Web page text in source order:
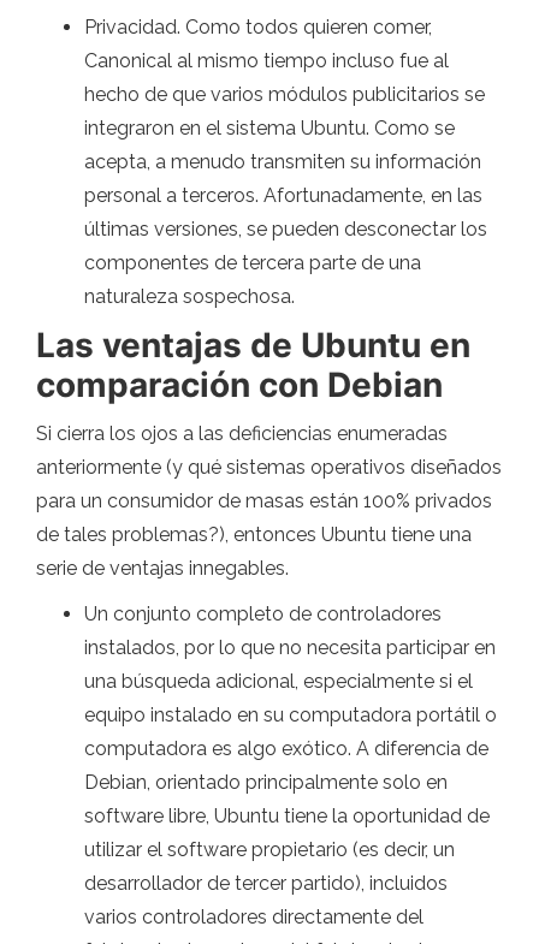
Privacidad. Como todos quieren comer,
Canonical al mismo tiempo incluso fue al
hecho de que varios módulos publicitarios se
integraron en el sistema Ubuntu. Como se
acepta, a menudo transmiten su información
personal a terceros. Afortunadamente, en las
últimas versiones, se pueden desconectar los
componentes de tercera parte de una
naturaleza sospechosa.
Las ventajas de Ubuntu en
comparación con Debian
Si cierra los ojos a las deficiencias enumeradas
anteriormente (y qué sistemas operativos diseñados
para un consumidor de masas están 100% privados
de tales problemas?), entonces Ubuntu tiene una
serie de ventajas innegables.
Un conjunto completo de controladores
instalados, por lo que no necesita participar en
una búsqueda adicional, especialmente si el
equipo instalado en su computadora portátil o
computadora es algo exótico. A diferencia de
Debian, orientado principalmente solo en
software libre, Ubuntu tiene la oportunidad de
utilizar el software propietario (es decir, un
desarrollador de tercer partido), incluidos
varios controladores directamente del